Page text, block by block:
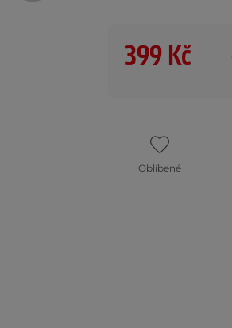
399 Kč
Oblíbené